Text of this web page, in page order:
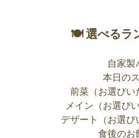
🍽 選べるラ
自家製
本日の
前菜（お選びい
メイン（お選び
デザート（お選び
食後のお